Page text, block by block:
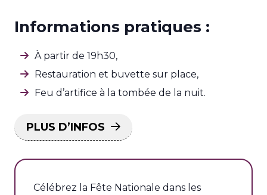
Informations pratiques :
À partir de 19h30,
Restauration et buvette sur place,
Feu d’artifice à la tombée de la nuit.
PLUS D’INFOS
Célébrez la Fête Nationale dans les